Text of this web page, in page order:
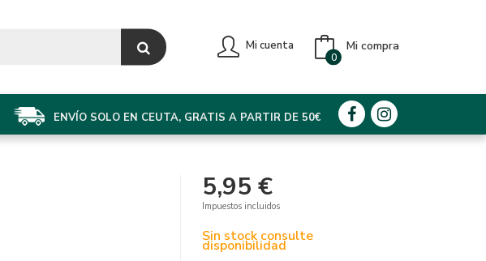
Mi cuenta Mi compra
0
ENVÍO SOLO EN CEUTA, GRATIS A PARTIR DE 50€
5,95 €
Impuestos incluidos
Sin stock consulte
disponibilidad